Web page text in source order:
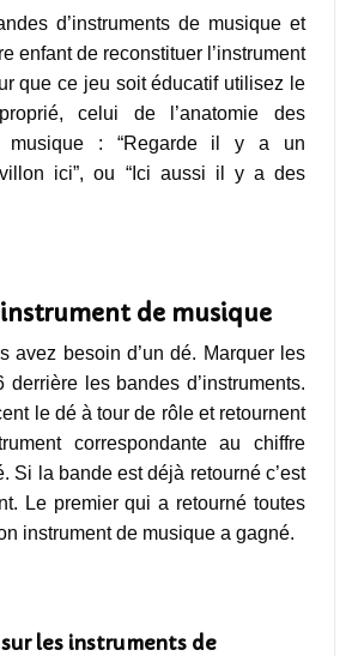
d’instruments de musique et
enfant de reconstituer l’instrument
que ce jeu soit éducatif utilisez le
celui de l’anatomie des
musique : “Regarde il y a un
ici”, ou “Ici aussi il y a des
instrument de musique
avez besoin d’un dé. Marquer les
les bandes d’instruments.
le dé à tour de rôle et retournent
correspondante au chiffre
Si la bande est déjà retourné c’est
Le premier qui a retourné toutes
instrument de musique a gagné.
les instruments de